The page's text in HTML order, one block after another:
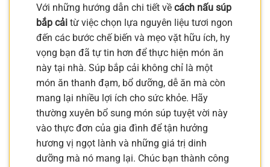
Với những hướng dẫn chi tiết về cách nấu súp
bắp cải từ việc chọn lựa nguyên liệu tươi ngon
đến các bước chế biến và mẹo vặt hữu ích, hy
vọng bạn đã tự tin hơn để thực hiện món ăn
này tại nhà. Súp bắp cải không chỉ là một
món ăn thanh đạm, bổ dưỡng, dễ ăn mà còn
mang lại nhiều lợi ích cho sức khỏe. Hãy
thường xuyên bổ sung món súp tuyệt vời này
vào thực đơn của gia đình để tận hưởng
hương vị ngọt lành và những giá trị dinh
dưỡng mà nó mang lại. Chúc bạn thành công